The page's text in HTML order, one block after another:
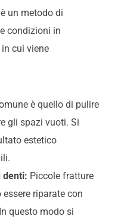
un metodo di
condizioni in
cui viene
è quello di pulire
gli spazi vuoti. Si
estetico
denti: Piccole fratture
riparate con
questo modo si